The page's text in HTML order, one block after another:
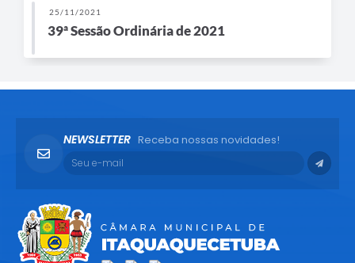
25/11/2021
39ª Sessão Ordinária de 2021
NEWSLETTER Receba nossas novidades!